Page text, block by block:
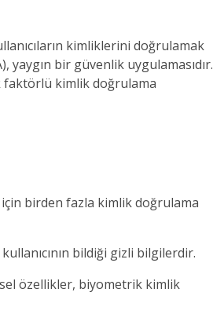
kimliklerini doğrulamak
bir güvenlik uygulamasıdır.
faktörlü kimlik doğrulama
birden fazla kimlik doğrulama
bildiği gizli bilgilerdir.
özellikler, biyometrik kimlik